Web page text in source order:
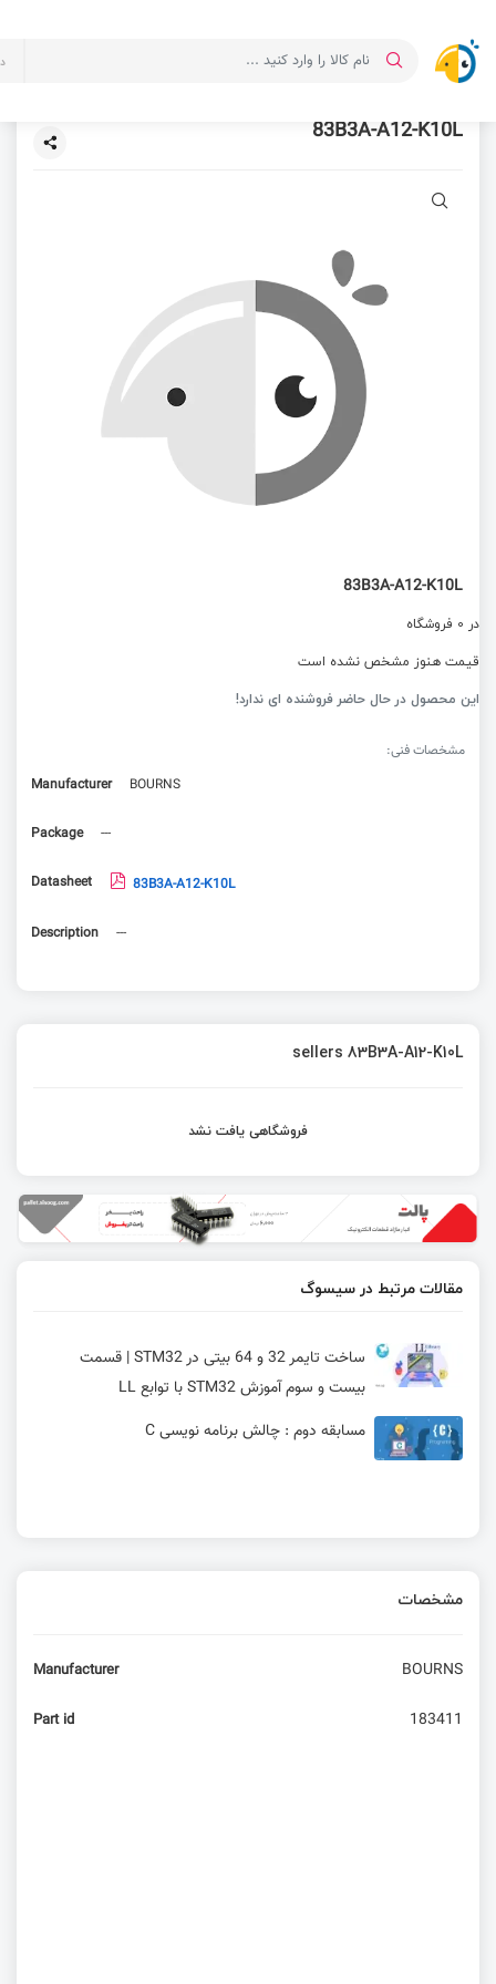
83B3A-A12-K10L
83B3A-A12-K10L
در 0 فروشگاه
قیمت هنوز مشخص نشده است
این محصول در حال حاضر فروشنده ای ندارد!
مشخصات فنی:
Manufacturer
BOURNS
Package ---
Datasheet 83B3A-A12-K10L
Description ---
sellers 83B3A-A12-K10L
فروشگاهی یافت نشد
مقالات مرتبط در سیسوگ
ساخت تایمر 32 و 64 بیتی در STM32 | قسمت
بیست و سوم آموزش STM32 با توابع LL
مسابقه دوم : چالش برنامه نویسی C
مشخصات
Manufacturer BOURNS
Part id 183411